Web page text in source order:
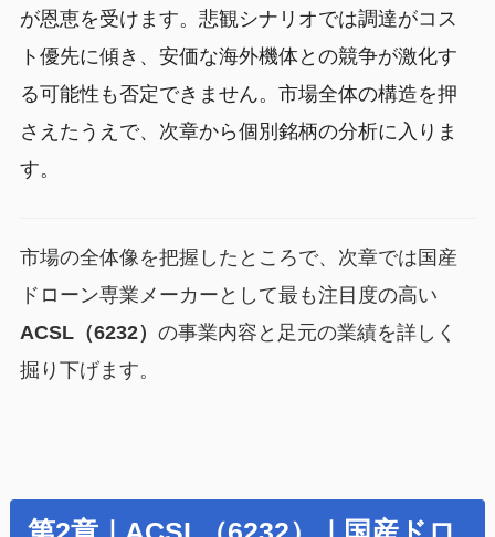
が恩恵を受けます。悲観シナリオでは調達がコス
ト優先に傾き、安価な海外機体との競争が激化す
る可能性も否定できません。市場全体の構造を押
さえたうえで、次章から個別銘柄の分析に入りま
す。
市場の全体像を把握したところで、次章では国産
ドローン専業メーカーとして最も注目度の高い
ACSL（6232） の事業内容と足元の業績を詳しく
掘り下げます。